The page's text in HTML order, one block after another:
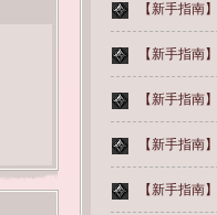
【新手指南】
【新手指南】
【新手指南】
【新手指南】
【新手指南】